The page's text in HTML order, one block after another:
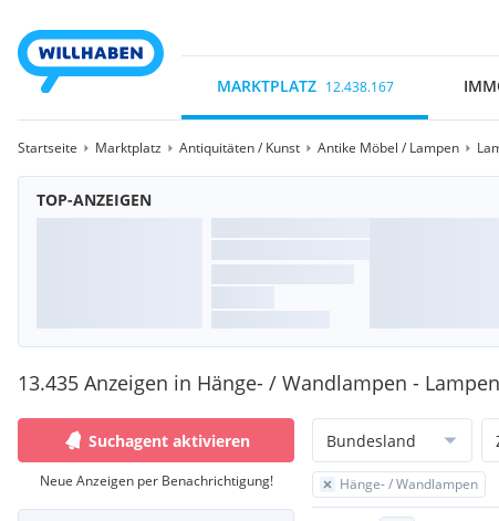
MARKTPLATZ 12.438.167
Startseite Marktplatz Antiquitäten / Kunst Antike Möbel / Lampen
TOP-ANZEIGEN
13.435 Anzeigen in Hänge- / Wandlampen - Lampen
Suchagent aktivieren
Neue Anzeigen per Benachrichtigung!
Bundesland
Hänge- / Wandlampen